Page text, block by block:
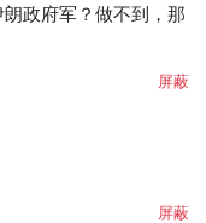
政府军？做不到，那
屏蔽
屏蔽